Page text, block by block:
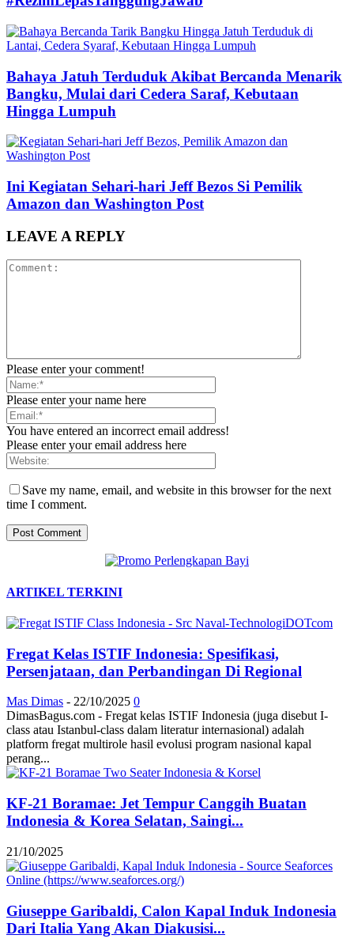
Bahaya Jatuh Terduduk Akibat Bercanda Menarik
Bangku, Mulai dari Cedera Saraf, Kebutaan
Hingga Lumpuh
Ini Kegiatan Sehari-hari Jeff Bezos Si Pemilik
Amazon dan Washington Post
LEAVE A REPLY
Please enter your comment!
Please enter your name here
You have entered an incorrect email address!
Please enter your email address here
Save my name, email, and website in this browser for the next
time I comment.
ARTIKEL TERKINI
Fregat Kelas ISTIF Indonesia: Spesifikasi,
Persenjataan, dan Perbandingan Di Regional
Mas Dimas - 22/10/2025 0
DimasBagus.com - Fregat kelas ISTIF Indonesia (juga disebut I-
class atau Istanbul-class dalam literatur internasional) adalah
platform fregat multirole hasil evolusi program nasional kapal
perang...
KF-21 Boramae: Jet Tempur Canggih Buatan
Indonesia & Korea Selatan, Saingi...
21/10/2025
Giuseppe Garibaldi, Calon Kapal Induk Indonesia
Dari Italia Yang Akan Diakusisi...